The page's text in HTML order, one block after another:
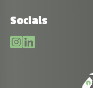
Socials